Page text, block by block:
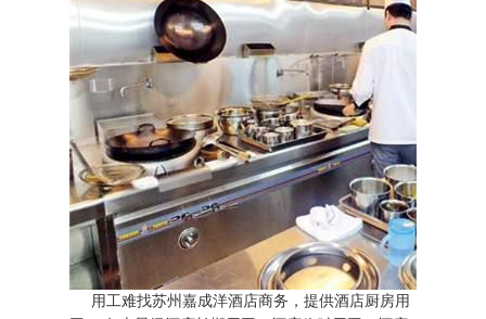
用工难找苏州嘉成洋酒店商务，提供酒店厨房用